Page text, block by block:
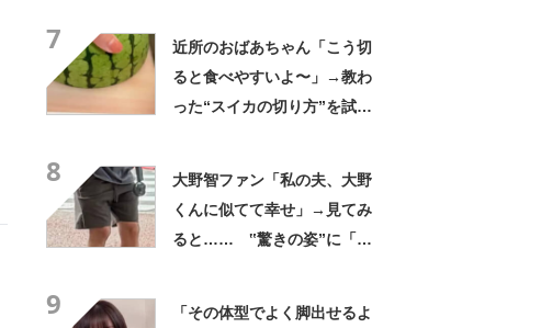
7
近所のおばあちゃん「こう切
ると食べやすいよ〜」→教わ
った“スイカの切り方”を試し
8
大野智ファン「私の夫、大野
くんに似てて幸せ」→見てみ
ると…… ‟驚きの姿”に「最
9
「その体型でよく脚出せるよ